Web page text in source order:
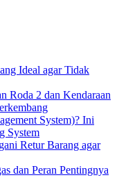
Ideal agar Tidak
Roda 2 dan Kendaraan
System)? Ini
System
Retur Barang agar
dan Peran Pentingnya